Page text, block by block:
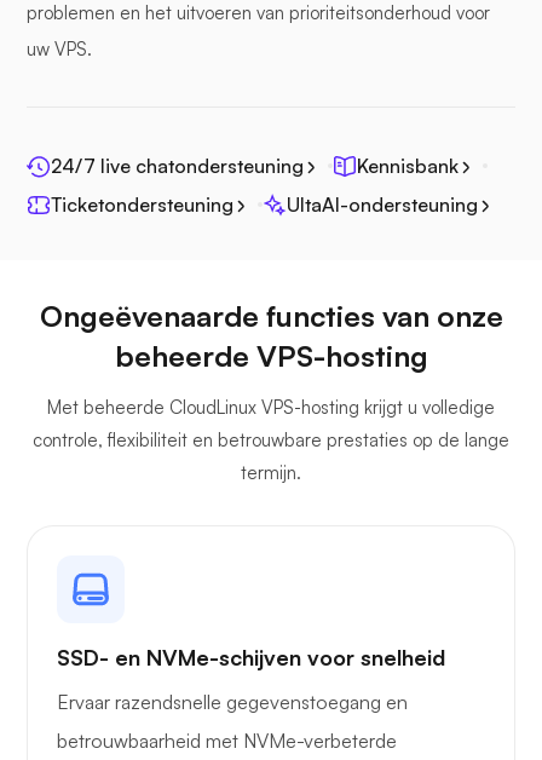
Plex
problemen en het uitvoeren van prioriteitsonderhoud voor
uw VPS.
24/7 live chatondersteuning
Kennisbank
Ticketondersteuning
UltaAI-ondersteuning
Ongeëvenaarde functies van onze
beheerde VPS-hosting
Met beheerde CloudLinux VPS-hosting krijgt u volledige
controle, flexibiliteit en betrouwbare prestaties op de lange
termijn.
SSD- en NVMe-schijven voor snelheid
Ervaar razendsnelle gegevenstoegang en
betrouwbaarheid met NVMe-verbeterde